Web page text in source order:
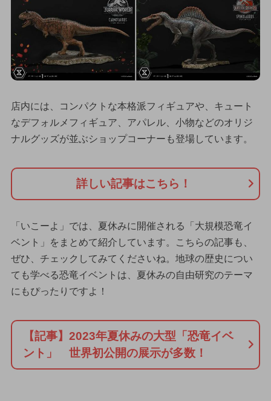
店内には、コンパクトな本格派フィギュアや、キュート
なデフォルメフィギュア、アパレル、小物などのオリジ
ナルグッズが並ぶショップコーナーも登場しています。
詳しい記事はこちら！
「いこーよ」では、夏休みに開催される「大規模恐竜イ
ベント」をまとめて紹介しています。こちらの記事も、
ぜひ、チェックしてみてくださいね。地球の歴史につい
ても学べる恐竜イベントは、夏休みの自由研究のテーマ
にもぴったりですよ！
【記事】2023年夏休みの大型「恐竜イベ
ント」 世界初公開の展示が多数！